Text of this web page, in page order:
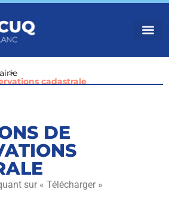
>
cadastrale
DE
sur « Télécharger »